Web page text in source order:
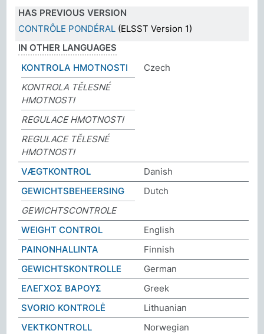
HAS PREVIOUS VERSION
CONTRÔLE PONDÉRAL (ELSST Version 1)
IN OTHER LANGUAGES
KONTROLA HMOTNOSTI
Czech
KONTROLA TĚLESNÉ
HMOTNOSTI
REGULACE HMOTNOSTI
REGULACE TĚLESNÉ
HMOTNOSTI
VÆGTKONTROL
Danish
GEWICHTSBEHEERSING
Dutch
GEWICHTSCONTROLE
WEIGHT CONTROL
English
PAINONHALLINTA
Finnish
GEWICHTSKONTROLLE
German
ΕΛΕΓΧΟΣ ΒΑΡΟΥΣ
Greek
SVORIO KONTROLĖ
Lithuanian
VEKTKONTROLL
Norwegian